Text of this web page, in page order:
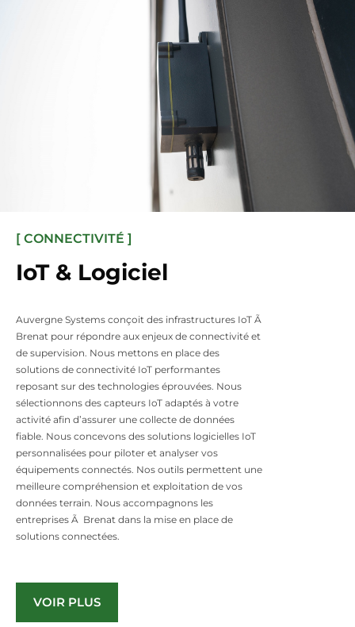
[ CONNECTIVITÉ ]
IoT & Logiciel
Auvergne Systems conçoit des infrastructures IoT Ã
Brenat pour répondre aux enjeux de connectivité et
de supervision. Nous mettons en place des
solutions de connectivité IoT performantes
reposant sur des technologies éprouvées. Nous
sélectionnons des capteurs IoT adaptés à votre
activité afin d’assurer une collecte de données
fiable. Nous concevons des solutions logicielles IoT
personnalisées pour piloter et analyser vos
équipements connectés. Nos outils permettent une
meilleure compréhension et exploitation de vos
données terrain. Nous accompagnons les
entreprises Ã Brenat dans la mise en place de
solutions connectées.
VOIR PLUS